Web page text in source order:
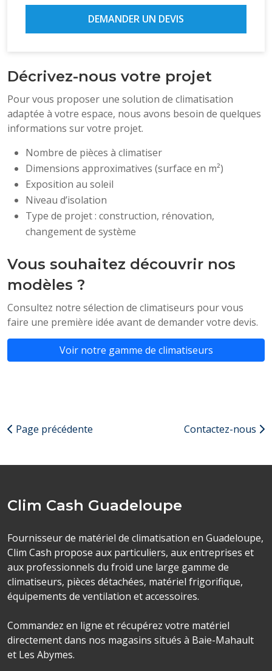
DEMANDER UN DEVIS
Décrivez-nous votre projet
Pour vous proposer une solution de climatisation
adaptée à votre espace, nous avons besoin de quelques
informations sur votre projet.
Nombre de pièces à climatiser
Dimensions approximatives (surface en m²)
Exposition au soleil
Niveau d’isolation
Type de projet : construction, rénovation,
changement de système
Vous souhaitez découvrir nos
modèles ?
Consultez notre sélection de climatiseurs pour vous
faire une première idée avant de demander votre devis.
Voir notre gamme de climatiseurs
Page précédente Contactez-nous
Clim Cash Guadeloupe
Fournisseur de matériel de climatisation en Guadeloupe,
Clim Cash propose aux particuliers, aux entreprises et
aux professionnels du froid une large gamme de
climatiseurs, pièces détachées, matériel frigorifique,
équipements de ventilation et accessoires.
Commandez en ligne et récupérez votre matériel
directement dans nos magasins situés à Baie-Mahault
et Les Abymes.